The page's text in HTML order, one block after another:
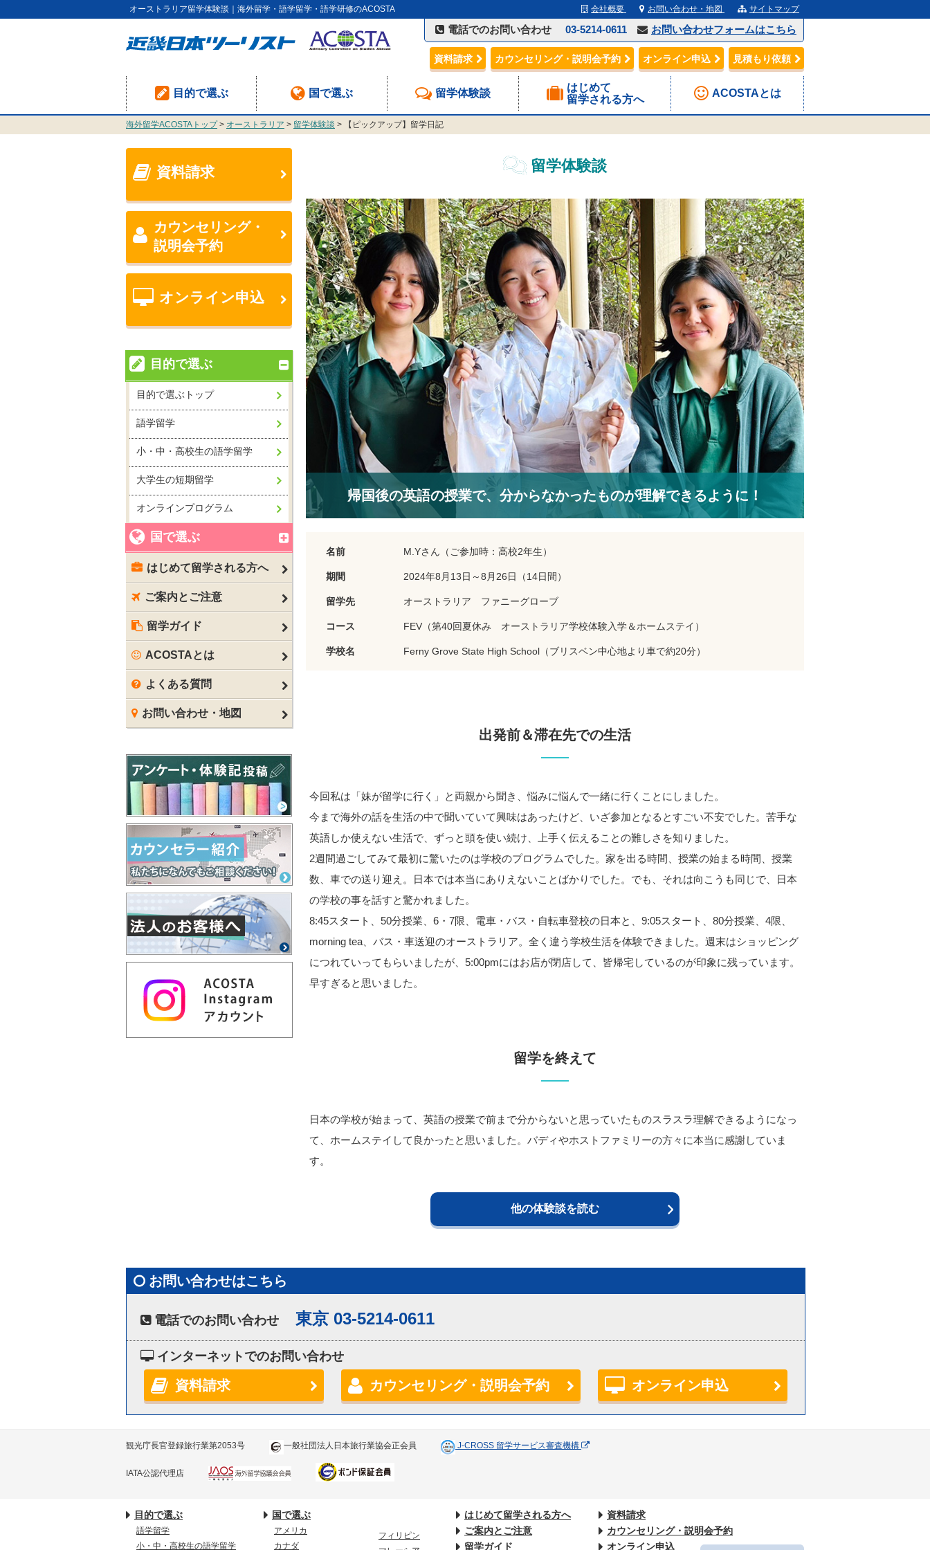
オーストラリア留学体験談｜海外留学・語学留学・語学研修のACOSTA 会社概要 お問い合わせ・地図 サイトマップ
電話でのお問い合わせ 03-5214-0611 お問い合わせフォームはこちら
資料請求 カウンセリング・説明会予約 オンライン申込 見積もり依頼
目的で選ぶ 国で選ぶ 留学体験談
はじめて
留学される方へ
ACOSTAとは
海外留学ACOSTAトップ> オーストラリア > 留学体験談 > 【ピックアップ】留学日記
資料請求
カウンセリング・
説明会予約
オンライン申込
目的で選ぶ
目的で選ぶトップ
語学留学
小・中・高校生の語学留学
大学生の短期留学
オンラインプログラム
国で選ぶ
はじめて留学される方へ
ご案内とご注意
留学ガイド
ACOSTAとは
よくある質問
お問い合わせ・地図
留学体験談
帰国後の英語の授業で、分からなかったものが理解できるように！
名前 M.Yさん（ご参加時：高校2年生）
期間 2024年8月13日～8月26日（14日間）
留学先 オーストラリア ファニーグローブ
コース FEV（第40回夏休み オーストラリア学校体験入学＆ホームステイ）
学校名 Ferny Grove State High School（ブリスベン中心地より車で約20分）
出発前＆滞在先での生活
今回私は「妹が留学に行く」と両親から聞き、悩みに悩んで一緒に行くことにしました。
今まで海外の話を生活の中で聞いていて興味はあったけど、いざ参加となるとすごい不安でした。苦手な
英語しか使えない生活で、ずっと頭を使い続け、上手く伝えることの難しさを知りました。
2週間過ごしてみて最初に驚いたのは学校のプログラムでした。家を出る時間、授業の始まる時間、授業
数、車での送り迎え。日本では本当にありえないことばかりでした。でも、それは向こうも同じで、日本
の学校の事を話すと驚かれました。
8:45スタート、50分授業、6・7限、電車・バス・自転車登校の日本と、9:05スタート、80分授業、4限、
morning tea、バス・車送迎のオーストラリア。全く違う学校生活を体験できました。週末はショッピング
につれていってもらいましたが、5:00pmにはお店が閉店して、皆帰宅しているのが印象に残っています。
早すぎると思いました。
留学を終えて
日本の学校が始まって、英語の授業で前まで分からないと思っていたものスラスラ理解できるようになっ
て、ホームステイして良かったと思いました。バディやホストファミリーの方々に本当に感謝していま
す。
他の体験談を読む
お問い合わせはこちら
電話でのお問い合わせ 東京 03-5214-0611
インターネットでのお問い合わせ
資料請求 カウンセリング・説明会予約 オンライン申込
観光庁長官登録旅行業第2053号 一般社団法人日本旅行業協会正会員 J-CROSS 留学サービス審査機構
IATA公認代理店
目的で選ぶ
語学留学
小・中・高校生の語学留学
国で選ぶ
アメリカ
カナダ
フィリピン
はじめて留学される方へ
ご案内とご注意
留学ガイド
資料請求
カウンセリング・説明会予約
オンライン申込